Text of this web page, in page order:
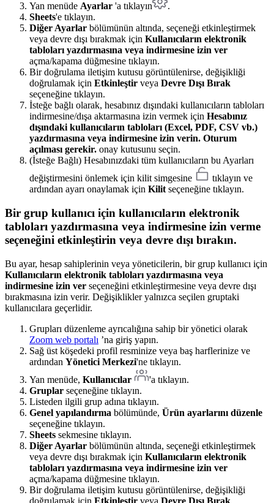
Yan menüde Ayarlar 'a tıklayın
.
Sheets'e tıklayın.
Diğer Ayarlar bölümünün altında, seçeneği etkinleştirmek
veya devre dışı bırakmak için Kullanıcıların elektronik
tabloları yazdırmasına veya indirmesine izin ver
açma/kapama düğmesine tıklayın.
Bir doğrulama iletişim kutusu görüntülenirse, değişikliği
doğrulamak için Etkinleştir veya Devre Dışı Bırak
seçeneğine tıklayın.
İsteğe bağlı olarak, hesabınız dışındaki kullanıcıların tabloları
indirmesine/dışa aktarmasına izin vermek için Hesabınız
dışındaki kullanıcıların tabloları (Excel, PDF, CSV vb.)
yazdırmasına veya indirmesine izin verin. Oturum
açılması gerekir. onay kutusunu seçin.
(İsteğe Bağlı) Hesabınızdaki tüm kullanıcıların bu Ayarları
değiştirmesini önlemek için kilit simgesine
tıklayın ve
ardından ayarı onaylamak için Kilit seçeneğine tıklayın.
Bir grup kullanıcı için kullanıcıların elektronik
tabloları yazdırmasına veya indirmesine izin verme
seçeneğini etkinleştirin veya devre dışı bırakın.
Bu ayar, hesap sahiplerinin veya yöneticilerin, bir grup kullanıcı için
Kullanıcıların elektronik tabloları yazdırmasına veya
indirmesine izin ver seçeneğini etkinleştirmesine veya devre dışı
bırakmasına izin verir. Değişiklikler yalnızca seçilen gruptaki
kullanıcılara geçerlidir.
Grupları düzenleme ayrıcalığına sahip bir yönetici olarak
Zoom web portalı ’na giriş yapın.
Sağ üst köşedeki profil resminize veya baş harflerinize ve
ardından Yönetici Merkezi'ne tıklayın.
Yan menüde, Kullanıcılar
'a tıklayın.
Gruplar seçeneğine tıklayın.
Listeden ilgili grup adına tıklayın.
Genel yapılandırma bölümünde, Ürün ayarlarını düzenle
seçeneğine tıklayın.
Sheets sekmesine tıklayın.
Diğer Ayarlar bölümünün altında, seçeneği etkinleştirmek
veya devre dışı bırakmak için Kullanıcıların elektronik
tabloları yazdırmasına veya indirmesine izin ver
açma/kapama düğmesine tıklayın.
Bir doğrulama iletişim kutusu görüntülenirse, değişikliği
doğrulamak için Etkinleştir veya Devre Dışı Bırak